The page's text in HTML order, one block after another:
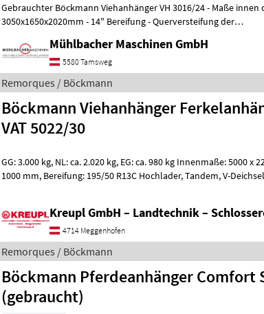
Gebrauchter Böckmann Viehanhänger VH 3016/24 - Maße innen ca.
3050x1650x2020mm - 14" Bereifung - Querversteifung der
Mühlbacher Maschinen GmbH
5580 Tamsweg
Remorques / Böckmann
Böckmann Viehanhänger
VAT 5022/30
GG: 3.000 kg, NL: ca. 2.020 kg, EG: ca. 980 kg Innenmaße: 5000 x 2200 x
1000 mm, Bereifung: 195/50 R13C Hochlader, Tandem, V-Deichsel,
Kreupl GmbH – Landtechnik –
4714 Meggenhofen
Remorques / Böckmann
Böckmann Pferdeanhänger Comfort
(gebraucht)